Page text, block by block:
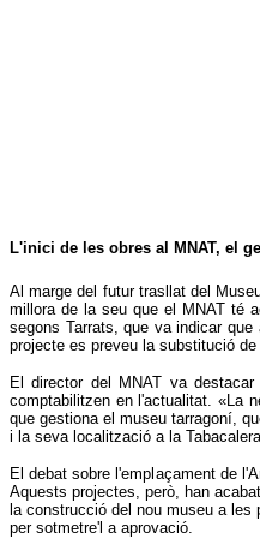
L'inici de les obres al MNAT, el
Al marge del futur trasllat del
millora de la seu que el MNAT té
segons Tarrats, que va indicar
projecte es preveu la substitució
El director del MNAT va
comptabilitzen en l'actualitat. «La
que gestiona el museu tarragoní,
i la seva localització a la
El debat sobre l'emplaçament de
Aquests projectes, però, han
la construcció del nou museu a
per sotmetre'l a aprovació.